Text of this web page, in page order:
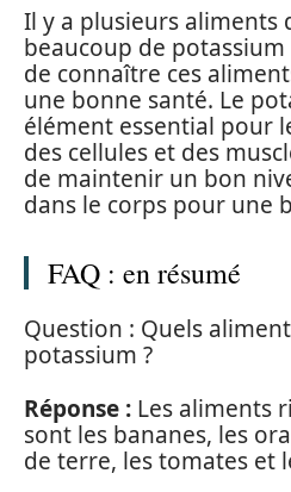
Il y a plusieurs aliments
beaucoup de
de connaître ces
une bonne santé. Le
élément essential pour
des cellules et des
de maintenir un bon
dans le corps pour une
FAQ : en résumé
Question : Quels
potassium ?
Réponse : Les aliments
sont les bananes, les
de terre, les tomates et